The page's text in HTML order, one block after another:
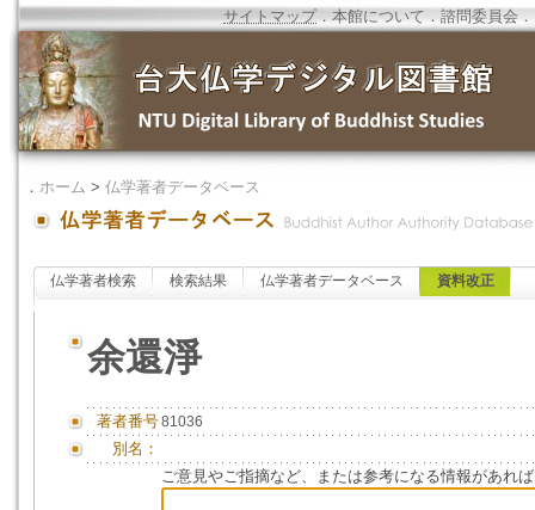
サイトマップ．本館について ．諮問委員会 ．
． ホーム > 仏学著者データベース
仏学著者検索 検索結果 仏学著者データベース 資料改正
余還淨
著者番号81036
別名：
ご意見やご指摘など、または参考になる情報があれ